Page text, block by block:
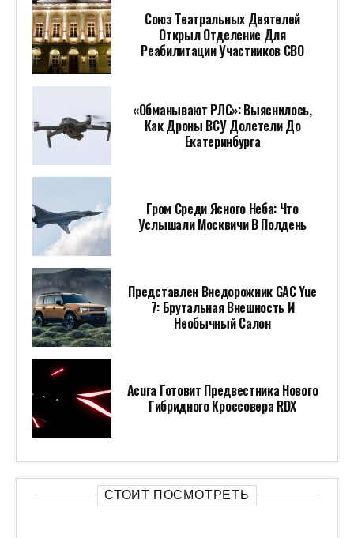
Союз Театральных Деятелей
Открыл Отделение Для
Реабилитации Участников СВО
«Обманывают РЛС»: Выяснилось,
Как Дроны ВСУ Долетели До
Екатеринбурга
Гром Среди Ясного Неба: Что
Услышали Москвичи В Полдень
Представлен Внедорожник GAC Yue
7: Брутальная Внешность И
Необычный Салон
Acura Готовит Предвестника Нового
Гибридного Кроссовера RDX
СТОИТ ПОСМОТРЕТЬ